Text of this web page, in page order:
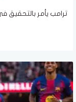
ترامب يأمر بالتحقيق